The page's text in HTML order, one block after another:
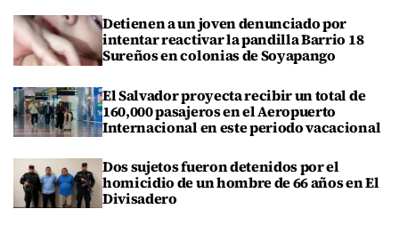
Detienen a un joven denunciado por
intentar reactivar la pandilla Barrio 18
Sureños en colonias de Soyapango
El Salvador proyecta recibir un total de
160,000 pasajeros en el Aeropuerto
Internacional en este periodo vacacional
Dos sujetos fueron detenidos por el
homicidio de un hombre de 66 años en El
Divisadero